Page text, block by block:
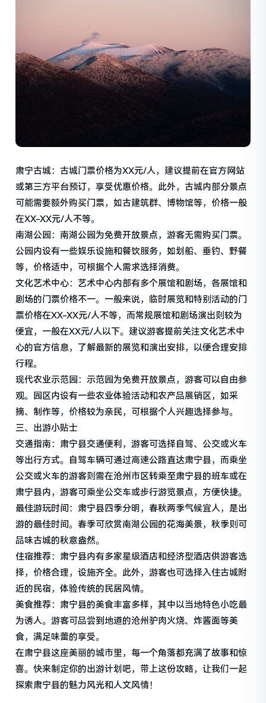
肃宁古城：古城门票价格为XX元/人，建议提前在官方网站
或第三方平台预订，享受优惠价格。此外，古城内部分景点
可能需要额外购买门票，如古建筑群、博物馆等，价格一般
在XX-XX元/人不等。
南湖公园：南湖公园为免费开放景点，游客无需购买门票。
公园内设有一些娱乐设施和餐饮服务，如划船、垂钓、野餐
等，价格适中，可根据个人需求选择消费。
文化艺术中心：艺术中心内部有多个展馆和剧场，各展馆和
剧场的门票价格不一。一般来说，临时展览和特别活动的门
票价格在XX-XX元/人不等，而常规展馆和剧场演出则较为
便宜，一般在XX元/人以下。建议游客提前关注文化艺术中
心的官方信息，了解最新的展览和演出安排，以便合理安排
行程。
现代农业示范园：示范园为免费开放景点，游客可以自由参
观。园区内设有一些农业体验活动和农产品展销区，如采
摘、制作等，价格较为亲民，可根据个人兴趣选择参与。
三、出游小贴士
交通指南：肃宁县交通便利，游客可选择自驾、公交或火车
等出行方式。自驾车辆可通过高速公路直达肃宁县，而乘坐
公交或火车的游客则需在沧州市区转乘至肃宁县的班车或在
肃宁县内，游客可乘坐公交车或步行游览景点，方便快捷。
最佳游玩时间：肃宁县四季分明，春秋两季气候宜人，是出
游的最佳时间。春季可欣赏南湖公园的花海美景，秋季则可
品味古城的秋意盎然。
住宿推荐：肃宁县内有多家星级酒店和经济型酒店供游客选
择，价格合理，设施齐全。此外，游客也可选择入住古城附
近的民宿，体验传统的民居风情。
美食推荐：肃宁县的美食丰富多样，其中以当地特色小吃最
为诱人。游客可品尝到地道的沧州驴肉火烧、炸酱面等美
食，满足味蕾的享受。
在肃宁县这座美丽的城市里，每一个角落都充满了故事和惊
喜。快来制定你的出游计划吧，带上这份攻略，让我们一起
探索肃宁县的魅力风光和人文风情！